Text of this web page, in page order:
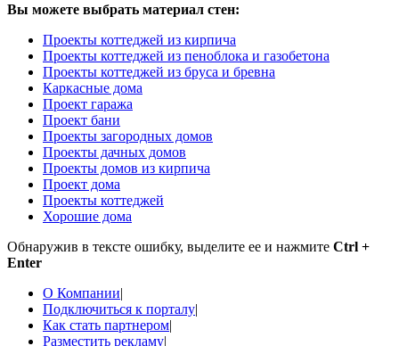
Вы можете выбрать материал стен:
Проекты коттеджей из кирпича
Проекты коттеджей из пеноблока и газобетона
Проекты коттеджей из бруса и бревна
Каркасные дома
Проект гаража
Проект бани
Проекты загородных домов
Проекты дачных домов
Проекты домов из кирпича
Проект дома
Проекты коттеджей
Хорошие дома
Обнаружив в тексте ошибку, выделите ее и нажмите Ctrl +
Enter
О Компании|
Подключиться к порталу|
Как стать партнером|
Разместить рекламу|